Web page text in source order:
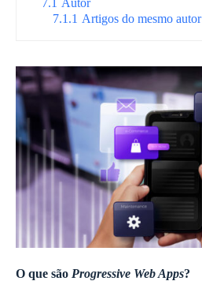
7.1 Autor
7.1.1 Artigos do mesmo autor
O que são Progressive Web Apps?